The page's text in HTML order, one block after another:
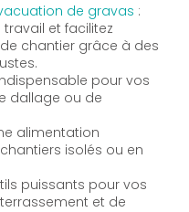
de gravas :
et facilitez
chantier grâce à des
pour vos
dallage ou de
alimentation
isolés ou en
puissants pour vos
et de